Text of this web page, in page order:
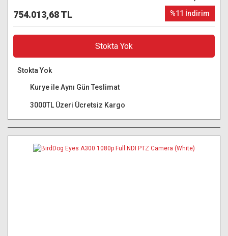
754.013,68 TL
%11 İndirim
Stokta Yok
Stokta Yok
Kurye ile Aynı Gün Teslimat
3000TL Üzeri Ücretsiz Kargo